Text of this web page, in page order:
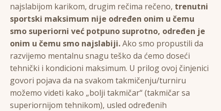
najslabijom karikom, drugim rečima rečeno, trenutni
sportski maksimum nije određen onim u čemu
smo superiorni već potpuno suprotno, određen je
onim u čemu smo najslabiji.Ako smo propustili da
razvijemo mentalnu snagu teško da ćemo doseći
tehnički i kondicioni maksimum. U prilog ovoj činjenici
govori pojava da na svakom takmičenju/turniru
možemo videti kako „bolji takmičar“ (takmičar sa
superiornijom tehnikom), usled određenih